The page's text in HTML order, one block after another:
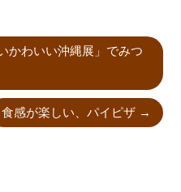
かわいい沖縄展」でみつ
食感が楽しい、パイピザ→